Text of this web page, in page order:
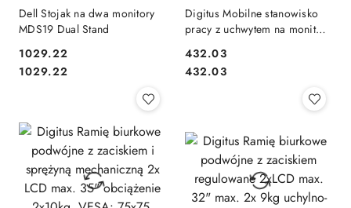
Dell Stojak na dwa monitory
MDS19 Dual Stand
Cena:
1029.22
Cena:
1029.22
Digitus Mobilne stanowisko
pracy z uchwytem na monitor,
PC - z elastyczną regulacją
wysokości
Cena:
432.03
Cena:
432.03